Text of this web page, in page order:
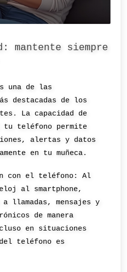
mantente siempre
una de las
destacadas de los
La capacidad de
tu teléfono permite
alertas y datos
en tu muñeca.
con el teléfono: Al
al smartphone,
llamadas, mensajes y
de manera
en situaciones
teléfono es